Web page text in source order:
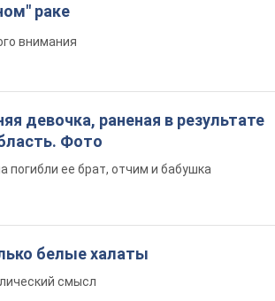
раке
внимания
девочка, раненая в результате
Фото
погибли ее брат, отчим и бабушка
белые халаты
смысл